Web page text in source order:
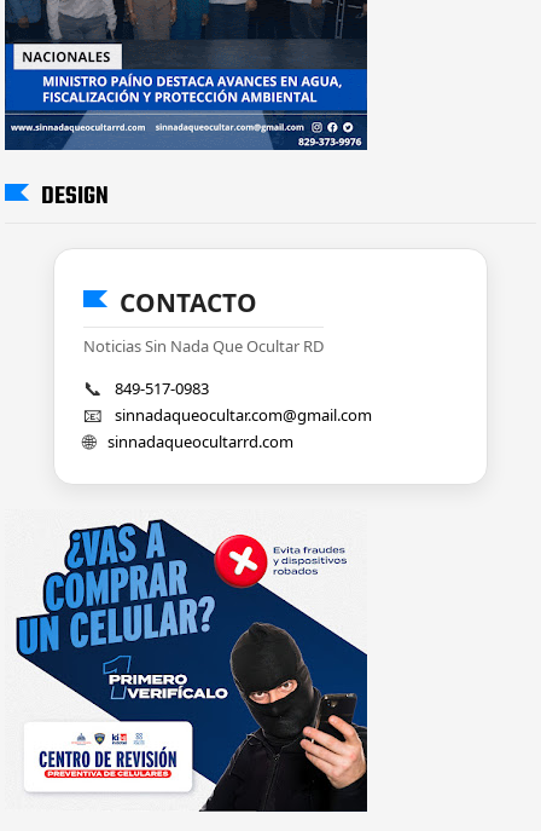
DESIGN
CONTACTO
Noticias Sin Nada Que Ocultar RD
📞 849-517-0983
📧 sinnadaqueocultar.com@gmail.com
🌐 sinnadaqueocultarrd.com